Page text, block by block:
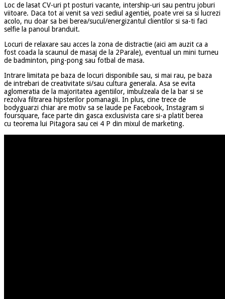
Loc de lasat CV-uri pt posturi vacante, intership-uri sau pentru joburi
viitoare. Daca tot ai venit sa vezi sediul agentiei, poate vrei sa si lucrezi
acolo, nu doar sa bei berea/sucul/energizantul clientilor si sa-ti faci
selfie la panoul branduit.
Locuri de relaxare sau acces la zona de distractie (aici am auzit ca a
fost coada la scaunul de masaj de la 2Parale), eventual un mini turneu
de badminton, ping-pong sau fotbal de masa.
Intrare limitata pe baza de locuri disponibile sau, si mai rau, pe baza
de intrebari de creativitate si/sau cultura generala. Asa se evita
aglomeratia de la majoritatea agentiilor, imbulzeala de la bar si se
rezolva filtrarea hipsterilor pomanagii. In plus, cine trece de
bodyguarzi chiar are motiv sa se laude pe Facebook, Instagram si
foursquare, face parte din gasca exclusivista care si-a platit berea
cu teorema lui Pitagora sau cei 4 P din mixul de marketing.